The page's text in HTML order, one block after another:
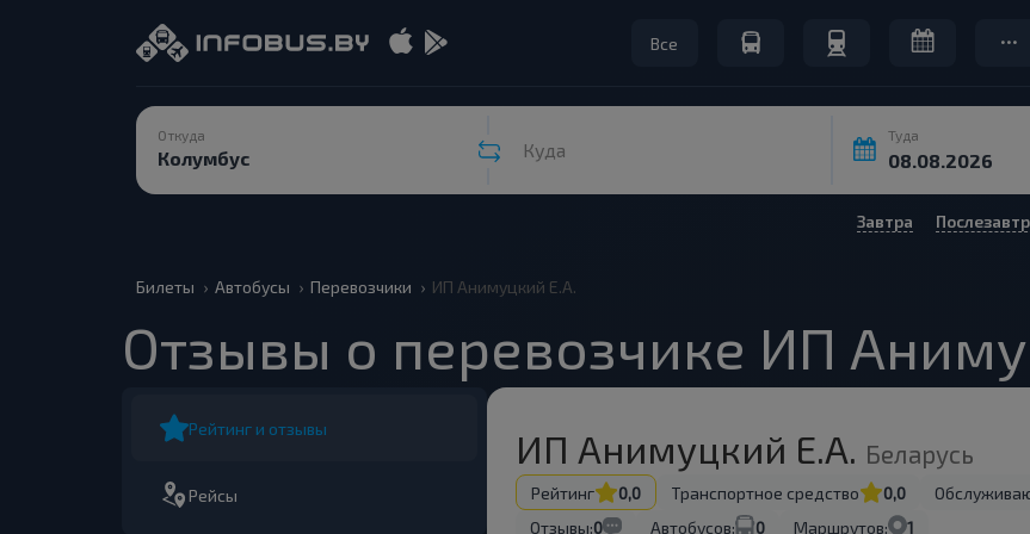
Все
Откуда
Куда
Туда
Завтра
Билеты Автобусы Перевозчики ИП Анимуцкий Е.А.
Отзывы о перевозчике ИП
Рейтинг и отзывы
Рейсы
ИП Анимуцкий Е.А. Беларусь
Рейтинг 0,0 Транспортное средство 0,0
Отзывы:0 Автобусов: 0 Маршрутов: 1